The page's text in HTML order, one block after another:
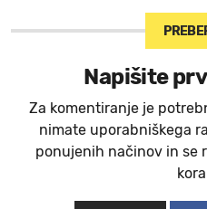
Napišite
Za komentiranje je
nimate uporabniškega
ponujenih načinov in se